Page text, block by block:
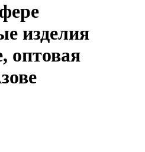
изделия
оптовая